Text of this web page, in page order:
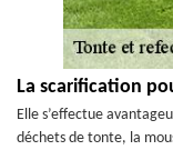
La scarification
Elle s’effectue
déchets de tonte, la